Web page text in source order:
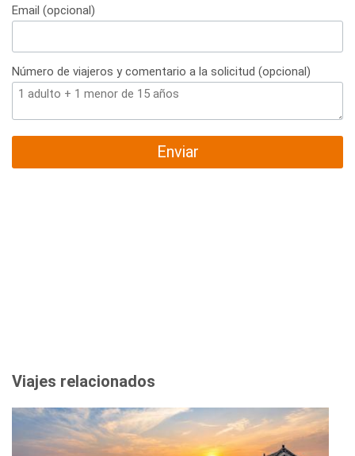
Email (opcional)
Número de viajeros y comentario a la solicitud (opcional)
Enviar
Viajes relacionados